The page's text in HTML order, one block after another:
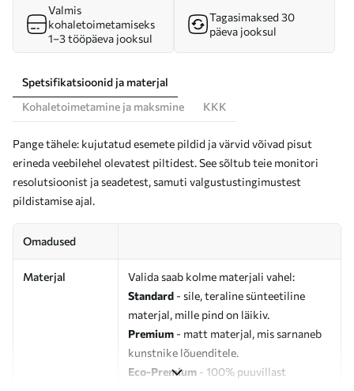
Valmis
kohaletoimetamiseks
1–3 tööpäeva jooksul
Tagasimaksed 30
päeva jooksul
Spetsifikatsioonid ja materjal
Kohaletoimetamine ja maksmine
KKK
Pange tähele: kujutatud esemete pildid ja värvid võivad pisut
erineda veebilehel olevatest piltidest. See sõltub teie monitori
resolutsioonist ja seadetest, samuti valgustustingimustest
pildistamise ajal.
Omadused
Materjal
Valida saab kolme materjali vahel:
Standard - sile, teraline sünteetiline
materjal, mille pind on läikiv.
Premium - matt materjal, mis sarnaneb
kunstnike lõuenditele.
Eco-Premium - 100% puuvillast